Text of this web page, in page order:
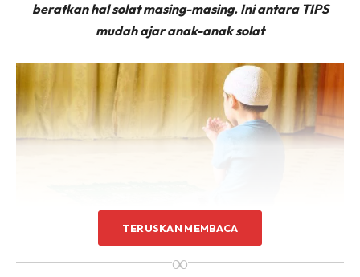
beratkan hal solat masing-masing. Ini antara TIPS
mudah ajar anak-anak solat
TERUSKAN MEMBACA
∞